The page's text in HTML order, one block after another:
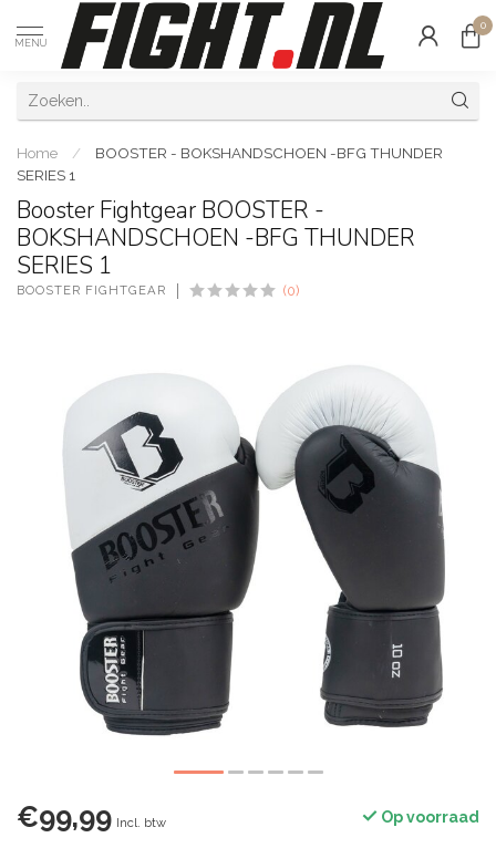
MENU
0
Home /
BOOSTER - BOKSHANDSCHOEN -BFG THUNDER
SERIES 1
Booster Fightgear BOOSTER -
BOKSHANDSCHOEN -BFG THUNDER
SERIES 1
BOOSTER FIGHTGEAR (0)
€99,99 Incl. btw Op voorraad